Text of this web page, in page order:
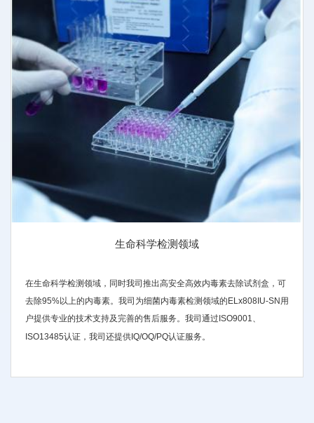
生命科学检测领域
在生命科学检测领域，同时我司推出高安全高效内毒素去除试剂盒，可
去除95%以上的内毒素。我司为细菌内毒素检测领域的ELx808IU-SN用
户提供专业的技术支持及完善的售后服务。我司通过ISO9001、
ISO13485认证，我司还提供IQ/OQ/PQ认证服务。